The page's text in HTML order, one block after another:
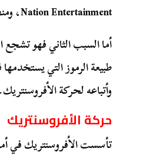
Nation Entertainment، ومنظمي الحفلات الموسيقية NRG Park، وفقًا لـ”رويترز”
أما السبب الثاني فهو
طبيعة الرموز التي
وأتباعه لحركة الأفروسنتريك.
حركة الأفروسنتريك